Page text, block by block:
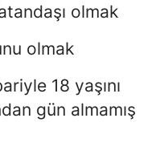
olmak
olmak
18 yaşını
gün almamış